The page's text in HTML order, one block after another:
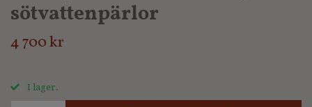
sötvattenpärlor
4 700 kr
I lager.